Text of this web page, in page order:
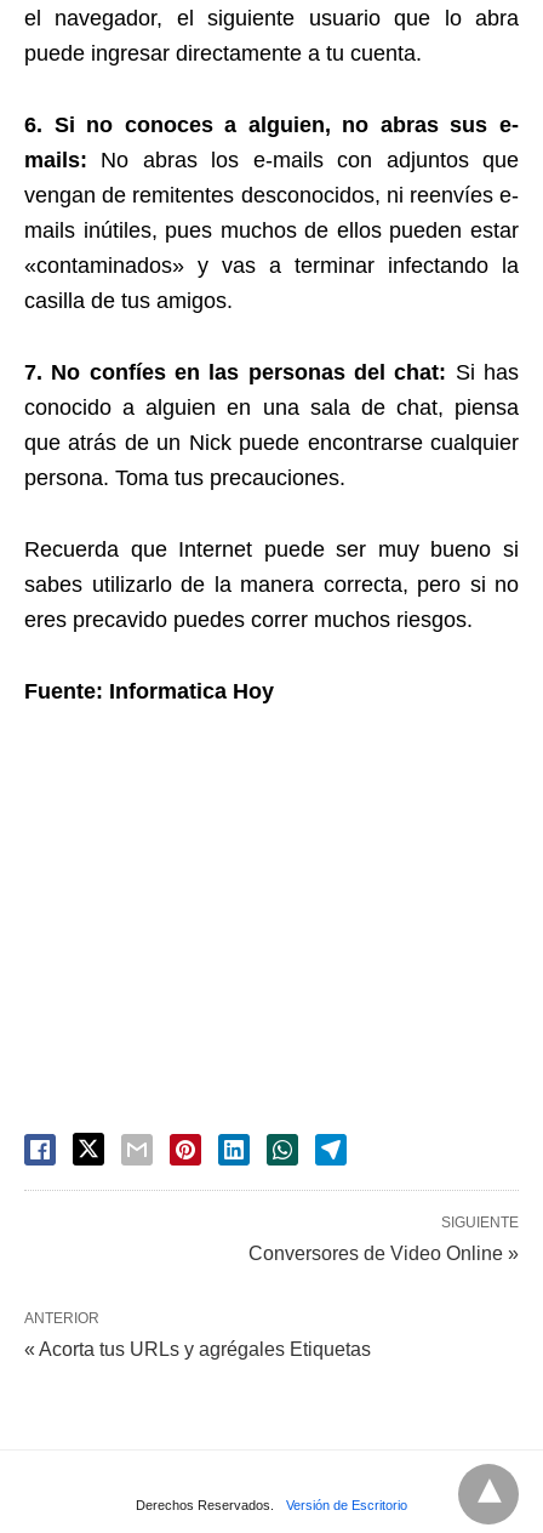
el navegador, el siguiente usuario que lo abra
puede ingresar directamente a tu cuenta.
6. Si no conoces a alguien, no abras sus e-
mails: No abras los e-mails con adjuntos que
vengan de remitentes desconocidos, ni reenvíes e-
mails inútiles, pues muchos de ellos pueden estar
«contaminados» y vas a terminar infectando la
casilla de tus amigos.
7. No confíes en las personas del chat: Si has
conocido a alguien en una sala de chat, piensa
que atrás de un Nick puede encontrarse cualquier
persona. Toma tus precauciones.
Recuerda que Internet puede ser muy bueno si
sabes utilizarlo de la manera correcta, pero si no
eres precavido puedes correr muchos riesgos.
Fuente: Informatica Hoy
SIGUIENTE
Conversores de Video Online »
ANTERIOR
« Acorta tus URLs y agrégales Etiquetas
Derechos Reservados. Versión de Escritorio